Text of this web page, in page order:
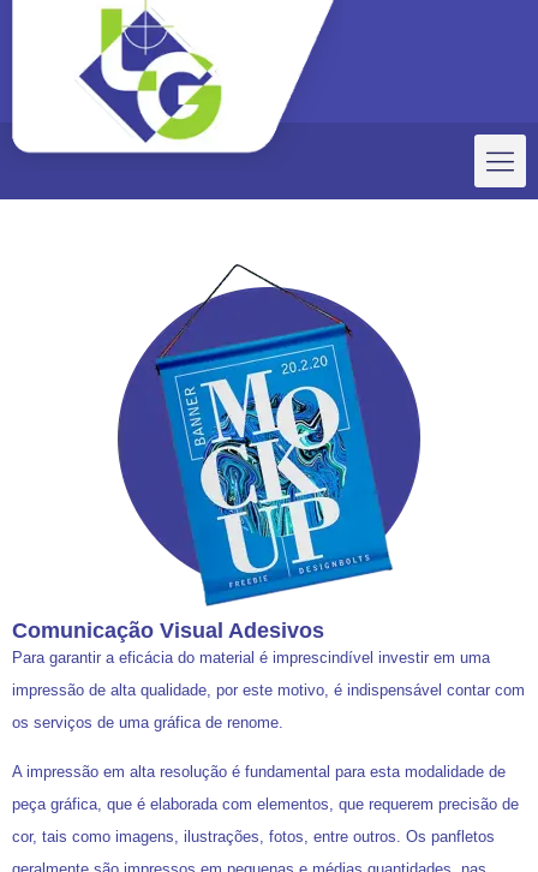
Comunicação Visual Adesivos
Para garantir a eficácia do material é imprescindível investir em uma
impressão de alta qualidade, por este motivo, é indispensável contar com
os serviços de uma gráfica de renome.
A impressão em alta resolução é fundamental para esta modalidade de
peça gráfica, que é elaborada com elementos, que requerem precisão de
cor, tais como imagens, ilustrações, fotos, entre outros. Os panfletos